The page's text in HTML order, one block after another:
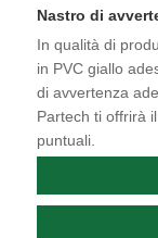
Nastro di
In qualità di
in PVC giallo
di avvertenza
Partech ti offrirà
puntuali.